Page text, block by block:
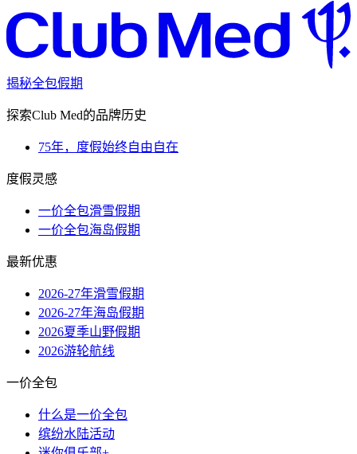
揭秘全包假期
探索Club Med的品牌历史
75年，度假始终自由自在
度假灵感
一价全包滑雪假期
一价全包海岛假期
最新优惠
2026-27年滑雪假期
2026-27年海岛假期
2026夏季山野假期
2026游轮航线
一价全包
什么是一价全包
缤纷水陆活动